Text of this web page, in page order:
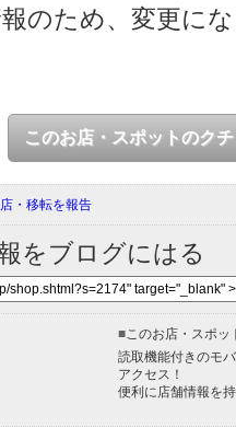
のため、変更に
このお店・スポットのク
・移転を報告
をブログにはる
■このお店・スポッ
読取機能付きのモ
アクセス！
便利に店舗情報を